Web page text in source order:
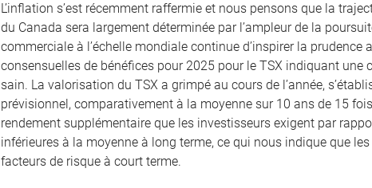
L’inflation s’est récemment raffermie et nous pensons que la
du Canada sera largement déterminée par l’ampleur de la
commerciale à l’échelle mondiale continue d’inspirer la
consensuelles de bénéfices pour 2025 pour le TSX indiquant une
sain. La valorisation du TSX a grimpé au cours de l’année,
prévisionnel, comparativement à la moyenne sur 10 ans de 15
rendement supplémentaire que les investisseurs exigent par
inférieures à la moyenne à long terme, ce qui nous indique que
facteurs de risque à court terme.